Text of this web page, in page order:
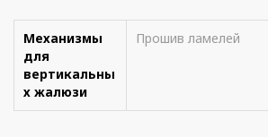
Механизмы
для
вертикальны
х жалюзи
Прошив ламелей